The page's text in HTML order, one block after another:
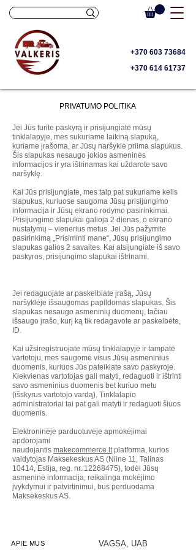
+370 603 73684
+370 614 61737
PRIVATUMO POLITIKA
Jei Jūs turite paskyrą ir prisijungiate mūsų
tinklalapyje, mes sukuriame laikiną slapuką,
kuriame įrašoma, ar Jūsų naršyklė priima slapukus.
Šis slapukas nesaugo jokios asmeninės
informacijos ir yra ištrinamas kai uždarote savo
naršyklę.
Kai Jūs prisijungiate, mes taip pat sukuriame kelis
slapukus, kuriuose saugoma Jūsų prisijungimo
informacija ir Jūsų ekrano rodymo pasirinkimai.
Prisijungimo slapukai galioja 2 dienas, o ekrano
nustatymų – vienerius metus. Jei Jūs pažymite
pasirinkimą „Prisiminti mane“, Jūsų prisijungimo
slapukas galios 2 savaites. Kai atsijungiate iš savo
paskyros, prisijungimo slapukai ištrinami.
Jei redaguojate ar paskelbiate įrašą, Jūsų
naršyklėje išsaugomas papildomas slapukas. Šis
slapukas nesaugo asmeninių duomenų, tačiau
išsaugo įrašo, kurį ką tik redagavote ar paskelbėte,
ID.
Kai užsiregistruojate mūsų tinklalapyje ir tampate
vartotoju, mes saugome visus Jūsų asmeninius
duomenis, kuriuos Jūs pateikiate savo paskyroje.
Kiekvienas vartotojas gali matyti, redaguoti ir ištrinti
savo asmeninius duomenis bet kuriuo metu
(išskyrus vartotojo vardą). Tinklalapio
administratoriai tai pat gali matyti ir redaguoti šiuos
duomenis.
Elektroninėje parduotuvėje apmokėjimai
apdorojami
naudojantis makecommerce.ltplatforma, kurios
valdytojas Maksekeskus AS (Niine 11, Talinas
10414, Estija, reg. nr.:12268475), todėl Jūsų
asmeninė informacija, reikalinga mokėjimo
įvykdymui ir patvirtinimui, bus perduodama
Maksekeskus AS.
APIE MUS VAGSA, UAB